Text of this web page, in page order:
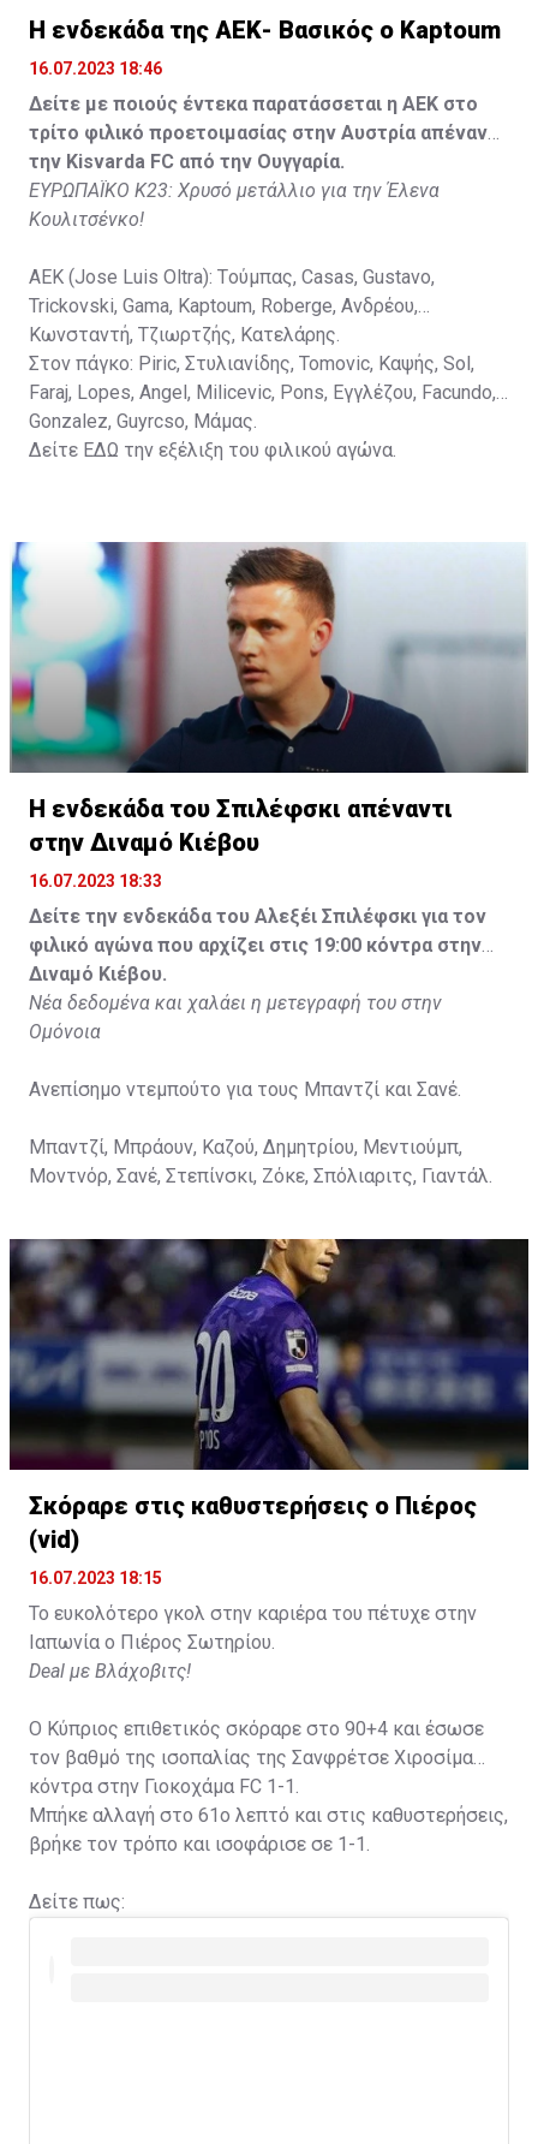
Lippai, Alic, Kormendi, Makowski, Czekus, Ilievski,
Στον πάγκο: Petkovic, Cipetic, Kovasic, Jovicic, Szeles,
Vida, Otvos, Lucas, Camas, Mesanovic.
H ενδεκάδα της ΑΕΚ- Βασικός ο Kaptoum
16.07.2023 18:46
Δείτε με ποιούς έντεκα παρατάσσεται η ΑΕΚ στο
τρίτο φιλικό προετοιμασίας στην Αυστρία απέναντι
την Kisvarda FC από την Ουγγαρία.
ΕΥΡΩΠΑΪΚΟ Κ23: Χρυσό μετάλλιο για την Έλενα
Κουλιτσένκο!
ΑΕΚ (Jose Luis Oltra): Tούμπας, Casas, Gustavo,
Trickovski, Gama, Κaptoum, Roberge, Aνδρέου,
Κωνσταντή, Τζιωρτζής, Κατελάρης.
Στον πάγκο: Piric, Στυλιανίδης, Tomovic, Καψής, Sol,
Faraj, Lopes, Angel, Milicevic, Pons, Εγγλέζου, Facundo,
Gonzalez, Guyrcso, Μάμας.
Δείτε ΕΔΩ την εξέλιξη του φιλικού αγώνα.
Η ενδεκάδα του Σπιλέφσκι απέναντι
στην Διναμό Κιέβου
16.07.2023 18:33
Δείτε την ενδεκάδα του Αλεξέι Σπιλέφσκι για τον
φιλικό αγώνα που αρχίζει στις 19:00 κόντρα στην
Διναμό Κιέβου.
Νέα δεδομένα και χαλάει η μετεγραφή του στην
Ομόνοια
Ανεπίσημο ντεμπούτο για τους Μπαντζί και Σανέ.
Μπαντζί, Μπράουν, Καζού, Δημητρίου, Μεντιούμπ,
Μοντνόρ, Σανέ, Στεπίνσκι, Ζόκε, Σπόλιαριτς, Γιαντάλ.
Σκόραρε στις καθυστερήσεις ο Πιέρος
(vid)
16.07.2023 18:15
Το ευκολότερο γκολ στην καριέρα του πέτυχε στην
Ιαπωνία ο Πιέρος Σωτηρίου.
Deal με Βλάχοβιτς!
Ο Κύπριος επιθετικός σκόραρε στο 90+4 και έσωσε
τον βαθμό της ισοπαλίας της Σανφρέτσε Χιροσίμα
κόντρα στην Γιοκοχάμα FC 1-1.
Μπήκε αλλαγή στο 61ο λεπτό και στις καθυστερήσεις,
βρήκε τον τρόπο και ισοφάρισε σε 1-1.
Δείτε πως: